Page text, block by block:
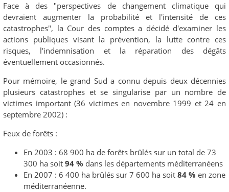
Face à des "perspectives de changement climatique qui
devraient augmenter la probabilité et l'intensité de ces
catastrophes", la Cour des comptes a décidé d'examiner les
actions publiques visant la prévention, la lutte contre ces
risques, l'indemnisation et la réparation des dégâts
éventuellement occasionnés.
Pour mémoire, le grand Sud a connu depuis deux décennies
plusieurs catastrophes et se singularise par un nombre de
victimes important (36 victimes en novembre 1999 et 24 en
septembre 2002) :
Feux de forêts :
En 2003 : 68 900 ha de forêts brûlés sur un total de 73
300 ha soit 94 % dans les départements méditerranéens
En 2007 : 6 400 ha brûlés sur 7 600 ha soit 84 % en zone
méditerranéenne.